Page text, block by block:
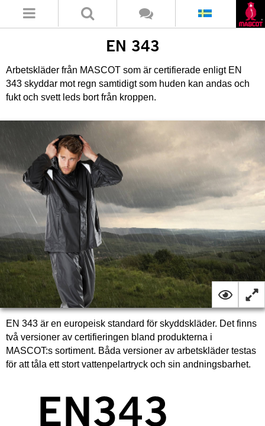
EN 343
Arbetskläder från MASCOT som är certifierade enligt EN
343 skyddar mot regn samtidigt som huden kan andas och
fukt och svett leds bort från kroppen.
EN 343 är en europeisk standard för skyddskläder. Det finns
två versioner av certifieringen bland produkterna i
MASCOT:s sortiment. Båda versioner av arbetskläder testas
för att tåla ett stort vattenpelartryck och sin andningsbarhet.